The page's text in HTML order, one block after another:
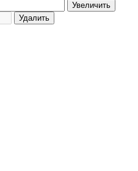
Увеличить
Удалить